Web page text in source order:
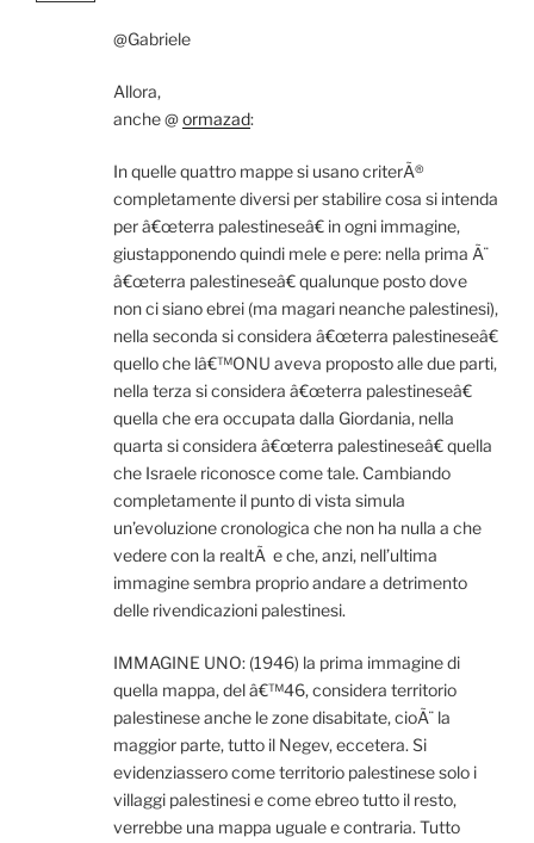
@Gabriele
Allora,
anche @ormazad:
In quelle quattro mappe si usano criterÃ®
completamente diversi per stabilire cosa si intenda
per â€œterra palestineseâ€ in ogni immagine,
giustapponendo quindi mele e pere: nella prima Ã¨
â€œterra palestineseâ€ qualunque posto dove
non ci siano ebrei (ma magari neanche palestinesi),
nella seconda si considera â€œterra palestineseâ€
quello che lâ€™ONU aveva proposto alle due parti,
nella terza si considera â€œterra palestineseâ€
quella che era occupata dalla Giordania, nella
quarta si considera â€œterra palestineseâ€ quella
che Israele riconosce come tale. Cambiando
completamente il punto di vista simula
un’evoluzione cronologica che non ha nulla a che
vedere con la realtÃ e che, anzi, nell’ultima
immagine sembra proprio andare a detrimento
delle rivendicazioni palestinesi.
IMMAGINE UNO: (1946) la prima immagine di
quella mappa, del â€™46, considera territorio
palestinese anche le zone disabitate, cioÃ¨ la
maggior parte, tutto il Negev, eccetera. Si
evidenziassero come territorio palestinese solo i
villaggi palestinesi e come ebreo tutto il resto,
verrebbe una mappa uguale e contraria. Tutto